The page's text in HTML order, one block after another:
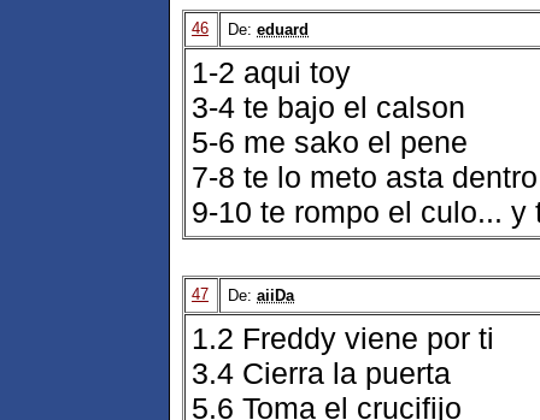
46 De: eduard
1-2 aqui toy
3-4 te bajo el calson
5-6 me sako el pene
7-8 te lo meto asta dentro
9-10 te rompo el culo... y
47 De: aiiDa
1.2 Freddy viene por ti
3.4 Cierra la puerta
5.6 Toma el crucifijo